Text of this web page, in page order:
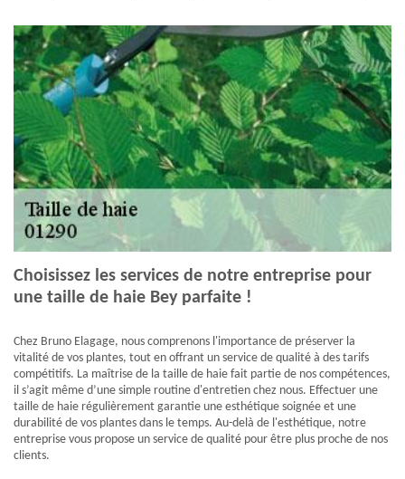
Choisissez les services de notre entreprise pour
une taille de haie Bey parfaite !
Chez Bruno Elagage, nous comprenons l'importance de préserver la
vitalité de vos plantes, tout en offrant un service de qualité à des tarifs
compétitifs. La maîtrise de la taille de haie fait partie de nos compétences,
il s’agit même d’une simple routine d'entretien chez nous. Effectuer une
taille de haie régulièrement garantie une esthétique soignée et une
durabilité de vos plantes dans le temps. Au-delà de l'esthétique, notre
entreprise vous propose un service de qualité pour être plus proche de nos
clients.